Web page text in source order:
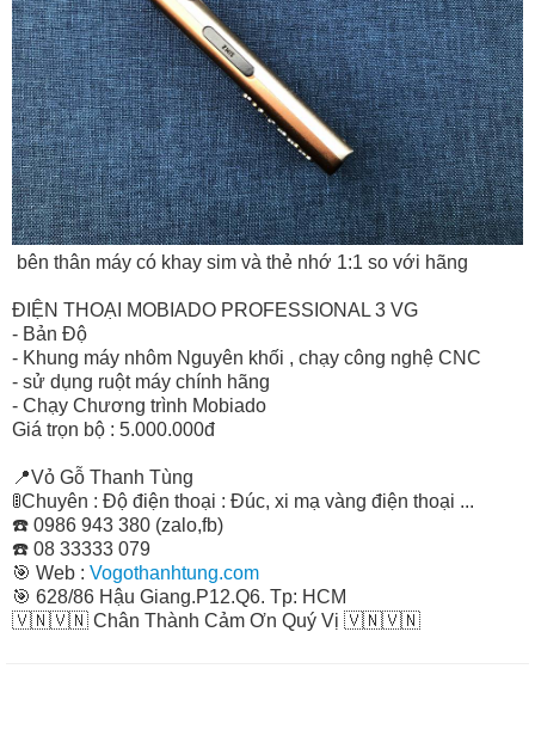
bên thân máy có khay sim và thẻ nhớ 1:1 so với hãng
ĐIỆN THOẠI MOBIADO PROFESSIONAL 3 VG
- Bản Độ
- Khung máy nhôm Nguyên khối , chạy công nghệ CNC
- sử dụng ruột máy chính hãng
- Chạy Chương trình Mobiado
Giá trọn bộ : 5.000.000đ
📍Vỏ Gỗ Thanh Tùng
🚦Chuyên : Độ điện thoại : Đúc, xi mạ vàng điện thoại ...
☎️ 0986 943 380 (zalo,fb)
☎️ 08 33333 079
🎯 Web : Vogothanhtung.com
🎯 628/86 Hậu Giang.P12.Q6. Tp: HCM
🇻🇳🇻🇳 Chân Thành Cảm Ơn Quý Vị 🇻🇳🇻🇳